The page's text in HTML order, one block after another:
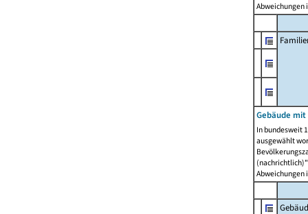
Abweichungen
Gebäude
In bundesweit
ausgewählt
Abweichungen